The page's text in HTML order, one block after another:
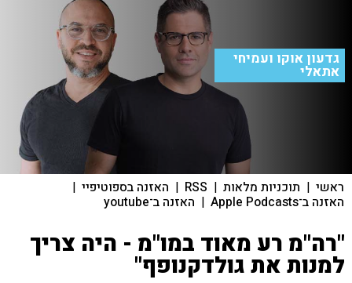
גדעון אוקו ועמיחי
אתאלי
ראשי | תוכניות מלאות |
RSS
| האזנה בספוטיפיי |
האזנה ב־Apple Podcasts | האזנה ב־youtube
"רה"מ רע מאוד במו"מ - היה צריך
למנות את גולדקנופף"